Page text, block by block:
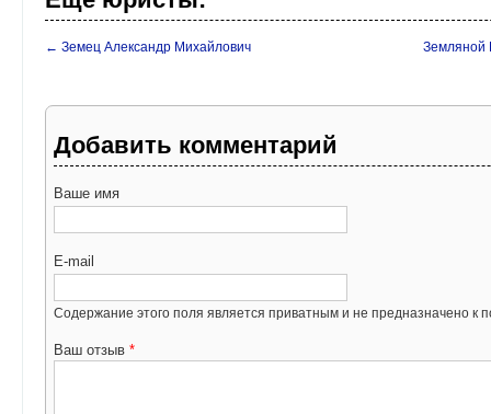
← Земец Александр Михайлович Земляной
Добавить комментарий
Ваше имя
E-mail
Содержание этого поля является приватным и не предназначено к
Ваш отзыв *